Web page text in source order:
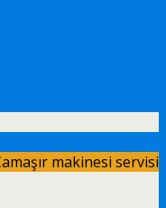
makinesi servisi